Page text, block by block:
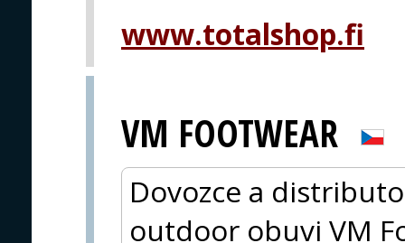
www.totalshop.fi
VM FOOTWEAR
Dovozce a
outdoor obuvi VM